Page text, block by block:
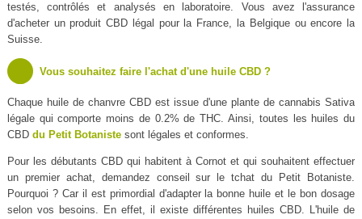
testés, contrôlés et analysés en laboratoire. Vous avez l'assurance
d'acheter un produit CBD légal pour la France, la Belgique ou encore la
Suisse.
Vous souhaitez faire l'achat d'une huile CBD ?
Chaque huile de chanvre CBD est issue d'une plante de cannabis Sativa
légale qui comporte moins de 0.2% de THC. Ainsi, toutes les huiles du
CBD du Petit Botanistesont légales et conformes.
Pour les débutants CBD qui habitent à Cornot et qui souhaitent effectuer
un premier achat, demandez conseil sur le tchat du Petit Botaniste.
Pourquoi ? Car il est primordial d'adapter la bonne huile et le bon dosage
selon vos besoins. En effet, il existe différentes huiles CBD. L'huile de